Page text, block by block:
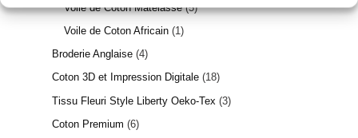
Voile de Coton Matelassé 5
Voile de Coton Africain 1
Broderie Anglaise 4
Coton 3D et Impression Digitale 18
Tissu Fleuri Style Liberty Oeko-Tex 3
Coton Premium 6